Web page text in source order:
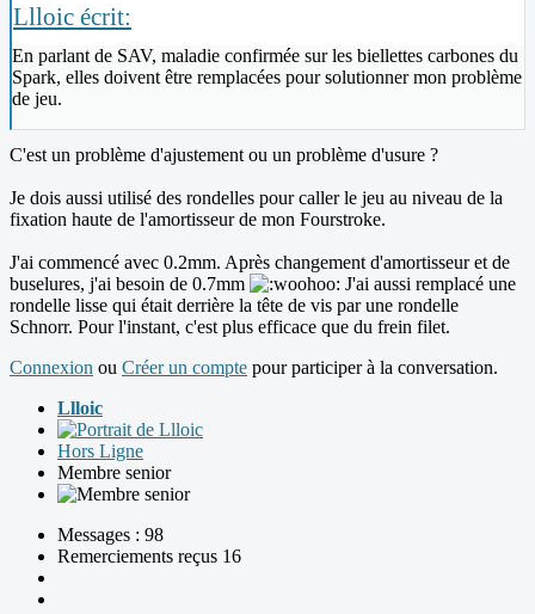
Llloic écrit:
En parlant de SAV, maladie confirmée sur les biellettes carbones du
Spark, elles doivent être remplacées pour solutionner mon problème
de jeu.
C'est un problème d'ajustement ou un problème d'usure ?
Je dois aussi utilisé des rondelles pour caller le jeu au niveau de la
fixation haute de l'amortisseur de mon Fourstroke.
J'ai commencé avec 0.2mm. Après changement d'amortisseur et de
buselures, j'ai besoin de 0.7mm
J'ai aussi remplacé une
rondelle lisse qui était derrière la tête de vis par une rondelle
Schnorr. Pour l'instant, c'est plus efficace que du frein filet.
Connexion ou Créer un compte pour participer à la conversation.
Llloic
Hors Ligne
Membre senior
Messages : 98
Remerciements reçus 16